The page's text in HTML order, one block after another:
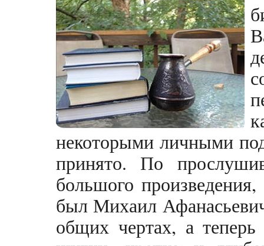
некоторыми личными
принято. По
большого
был Михаил
общих чертах, а